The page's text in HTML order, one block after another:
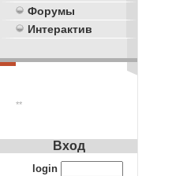
Форумы
Интерактив
**
Вход
login